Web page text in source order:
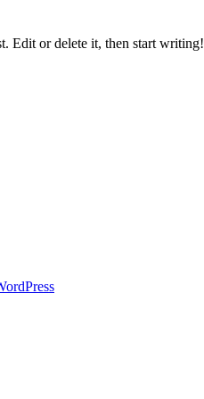
Edit or delete it, then start writing!